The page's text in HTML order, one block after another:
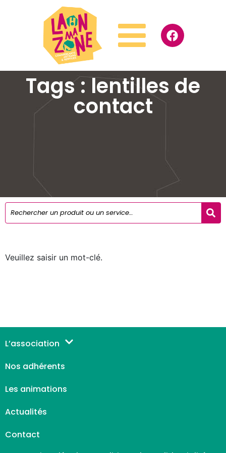
Tags : lentilles de
contact
Veuillez saisir un mot-clé.
L’association
Nos adhérents
Les animations
Actualités
Contact